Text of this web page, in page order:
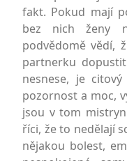
fakt. Pokud mají
bez nich ženy
podvědomě vědí,
partnerku
nesnese, je
pozornost a moc,
jsou v tom
říci, že to nedělají
nějakou bolest,